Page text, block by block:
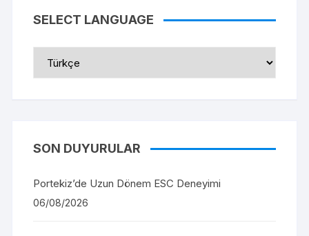
SELECT LANGUAGE
Language
SON DUYURULAR
Portekiz’de Uzun Dönem ESC Deneyimi
06/08/2026